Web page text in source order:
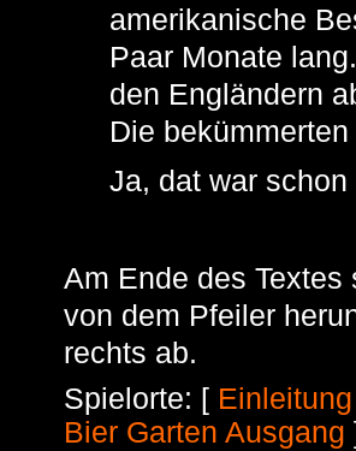
amerikanische
Paar Monate
den Engländern
Die
Ja, dat war
Am Ende des Textes
von dem Pfeiler
rechts ab.
Spielorte: [ Einleitung
Bier Garten Ausgang